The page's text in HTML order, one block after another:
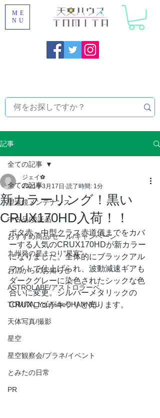
ME
NU
記事
全ての記事
望遠鏡メンテナンス
中古品/委託品
おすすめ商品/セール/キャンペーン
九州発の星まつり"星宴"
お店からのお知らせ
ASTROLABE/アストロラーベ
TOMITA_YouTubeCHANNEL
天体写真/撮影
星空
星空観察会/プラネ/イベント
とみたの日常
PR
全ての記事
新カラーリング！黒い
CRUX170HD入荷！！
ジェイ⚽
2021年3月17日 読了時間: 1分
ポタ赤～中型クラス赤道儀までをカバ
ーする人気のCRUX170HDが新カラー
になりました。全体的にブラックアル
マイトで仕上げられ、波動減速ギアも
ダークグレーに染色されたシックな色
合いに変更。シルバーメタリックの
CRUXロゴがキラリと光ります。